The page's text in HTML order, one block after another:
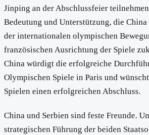
Jinping an der Abschlussfeier
Bedeutung und Unterstützung, die
der internationalen olympischen
französischen Ausrichtung der Spiele
China würdigt die erfolgreiche
Olympischen Spiele in Paris und
Spielen einen erfolgreichen Abschluss.
China und Serbien sind feste Freunde.
strategischen Führung der beiden